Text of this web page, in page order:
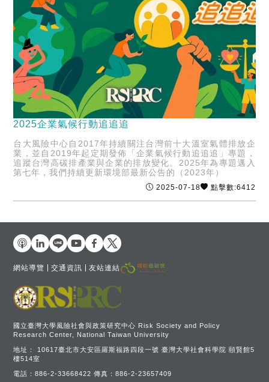
2025企業氣候行動追追追
台大風險中心自2017年持續關注台灣前十大溫室氣體排放企
業，並自2019年起定期發佈「企業氣候行動追追追」專題，
追蹤台灣高碳排產業與企業的排放變化。2025年為專題邁入
第七年，我們持續更新環境部最新公告的（2023年）
2025-07-18 點擊數:6412
國立臺灣大學風險社會與政策研究中心 Risk Society and Policy
Research Center, National Taiwan University
地址： 10617臺北市大安區羅斯福路四段一號 臺灣大學社會科學院 頤賢館5
樓514室
電話：886-2-33668422 傳真：886-2-23657409
網站導覽 交通資訊 友站連結